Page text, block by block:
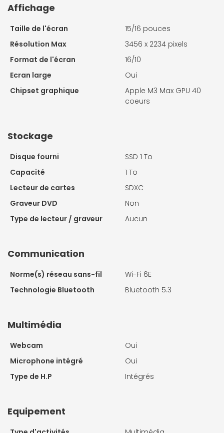
Affichage
Taille de l'écran
15/16 pouces
Résolution Max
3456 x 2234 pixels
Format de l'écran
16/10
Ecran large
Oui
Chipset graphique
Apple M3 Max GPU 40
coeurs
Stockage
Disque fourni
SSD 1 To
Capacité
1 To
Lecteur de cartes
SDXC
Graveur DVD
Non
Type de lecteur / graveur
Aucun
Communication
Norme(s) réseau sans-fil
Wi-Fi 6E
Technologie Bluetooth
Bluetooth 5.3
Multimédia
Webcam
Oui
Microphone intégré
Oui
Type de H.P
Intégrés
Equipement